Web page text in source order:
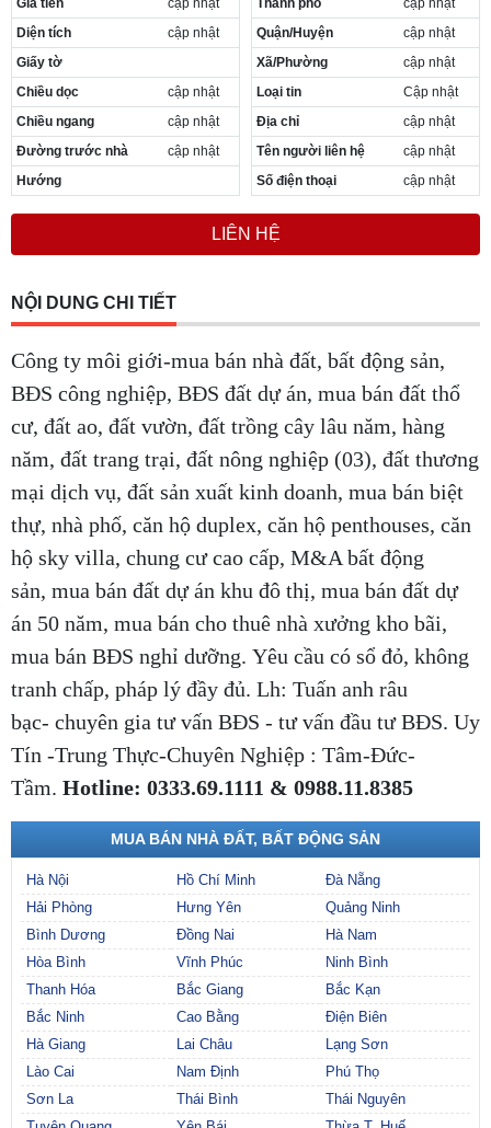
Giá tiền
cập nhật
Diện tích
cập nhật
Giấy tờ
Chiều dọc
cập nhật
Chiều ngang
cập nhật
Đường trước nhà
cập nhật
Hướng
Thành phố
cập nhật
Quận/Huyện
cập nhật
Xã/Phường
cập nhật
Loại tin
Cập nhật
Địa chỉ
cập nhật
Tên người liên hệ
cập nhật
Số điện thoại
cập nhật
LIÊN HỆ
NỘI DUNG CHI TIẾT
Công ty môi giới-mua bán nhà đất, bất động sản,
BĐS công nghiệp, BĐS đất dự án, mua bán đất thổ
cư, đất ao, đất vườn, đất trồng cây lâu năm, hàng
năm, đất trang trại, đất nông nghiệp (03), đất thương
mại dịch vụ, đất sản xuất kinh doanh, mua bán biệt
thự, nhà phố, căn hộ duplex, căn hộ penthouses, căn
hộ sky villa, chung cư cao cấp, M&A bất động
sản, mua bán đất dự án khu đô thị, mua bán đất dự
án 50 năm, mua bán cho thuê nhà xưởng kho bãi,
mua bán BĐS nghỉ dưỡng. Yêu cầu có sổ đỏ, không
tranh chấp, pháp lý đầy đủ. Lh: Tuấn anh râu
bạc- chuyên gia tư vấn BĐS - tư vấn đầu tư BĐS. Uy
Tín -Trung Thực-Chuyên Nghiệp : Tâm-Đức-
Tầm. Hotline: 0333.69.1111 & 0988.11.8385
MUA BÁN NHÀ ĐẤT, BẤT ĐỘNG SẢN
Hà Nội Hồ Chí Minh
Đà Nẵng
Hải Phòng
Hưng Yên
Quảng Ninh
Bình Dương
Đồng Nai
Hà Nam
Hòa Bình
Vĩnh Phúc
Ninh Bình
Thanh Hóa
Bắc Giang
Bắc Kạn
Bắc Ninh
Cao Bằng
Điện Biên
Hà Giang
Lai Châu
Lạng Sơn
Lào Cai
Nam Định
Phú Thọ
Sơn La
Thái Bình
Thái Nguyên